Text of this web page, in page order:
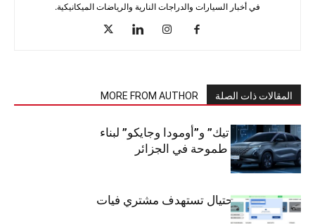
في أخبار السيارات والدراجات النارية والرياضات الميكانيكية.
المقالات ذات الصلة MORE FROM AUTHOR
شراكة “كارس تيك” و”أومودا وجايكو” لبناء
صناعة سيارات طموحة في الجزائر
تحذير: عملية احتيال تستهدف مشتري فيات
دوبلو بانوراما